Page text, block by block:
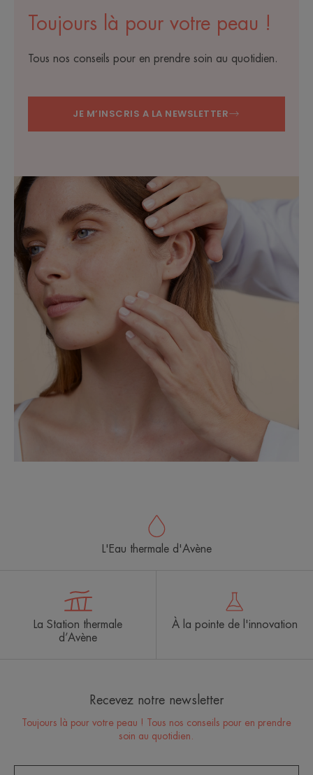
Toujours là pour votre peau !
Tous nos conseils pour en prendre soin au quotidien.
JE M’INSCRIS A LA NEWSLETTER
L'Eau thermale d'Avène
La Station thermale
d’Avène
À la pointe de l'innovation
Recevez notre newsletter
Toujours là pour votre peau ! Tous nos conseils pour en prendre
soin au quotidien.